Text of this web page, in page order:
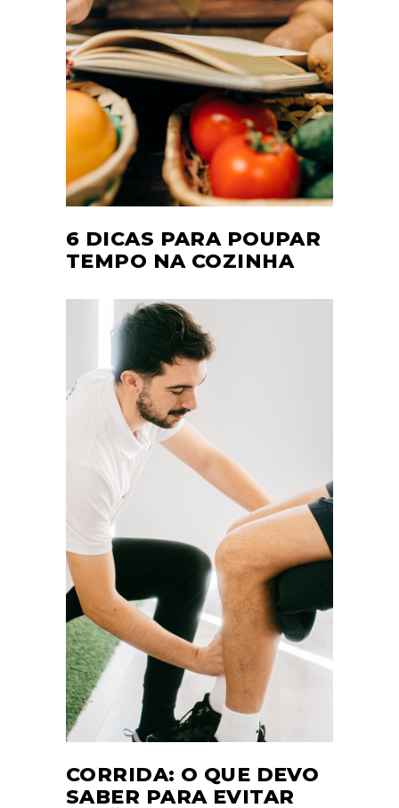
6 DICAS PARA POUPAR
TEMPO NA COZINHA
CORRIDA: O QUE DEVO
SABER PARA EVITAR